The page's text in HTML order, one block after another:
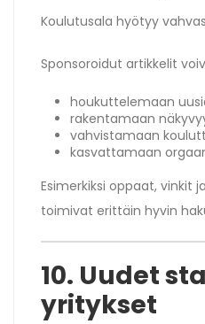
Koulutusala hyötyy
Sponsoroidut artikkelit
houkuttelemaan
rakentamaan
vahvistamaan
kasvattamaan
Esimerkiksi oppaat, vinkit
toimivat erittäin hyvin
10. Uudet
yritykset